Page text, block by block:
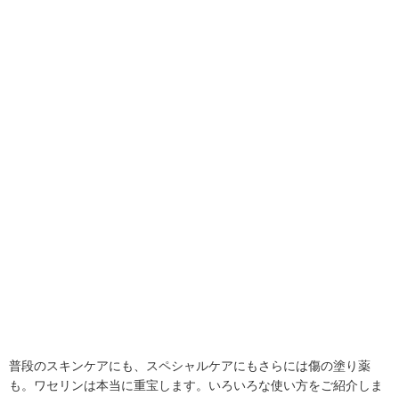
普段のスキンケアにも、スペシャルケアにもさらには傷の塗り薬
も。ワセリンは本当に重宝します。いろいろな使い方をご紹介しま